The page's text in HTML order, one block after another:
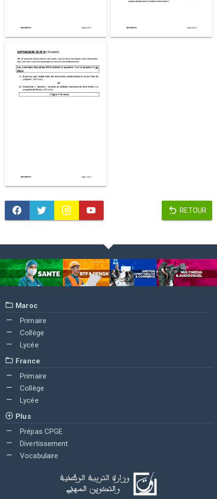
RETOUR
Maroc
Primaire
Collège
Lycée
France
Primaire
Collège
Lycée
Plus
Prépas CPGE
Divertissement
Vocabulaire